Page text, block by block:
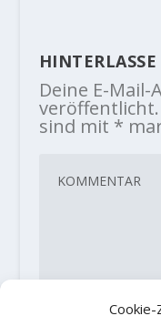
Deine E-
veröffentlicht.
sind mit *